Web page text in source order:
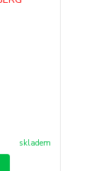
skladem